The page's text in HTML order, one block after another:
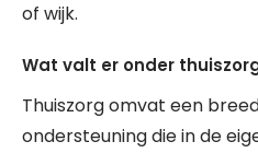
of wijk.
Wat valt er onder
Thuiszorg omvat een
ondersteuning die in de